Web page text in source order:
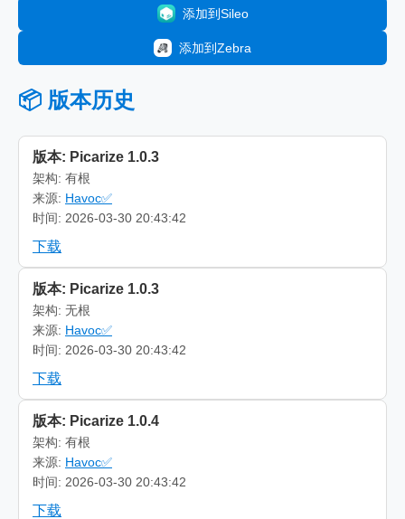
添加到Sileo
添加到Zebra
📦 版本历史
版本: Picarize 1.0.3
架构: 有根
来源: Havoc✅
时间: 2026-03-30 20:43:42
下载
版本: Picarize 1.0.3
架构: 无根
来源: Havoc✅
时间: 2026-03-30 20:43:42
下载
版本: Picarize 1.0.4
架构: 有根
来源: Havoc✅
时间: 2026-03-30 20:43:42
下载